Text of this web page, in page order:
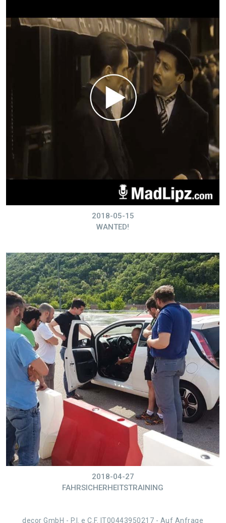
2018-05-15
WANTED!
2018-04-27
FAHRSICHERHEITSTRAINING
decor GmbH - P.I. e C.F. IT00443950217 - Auf Anfrage